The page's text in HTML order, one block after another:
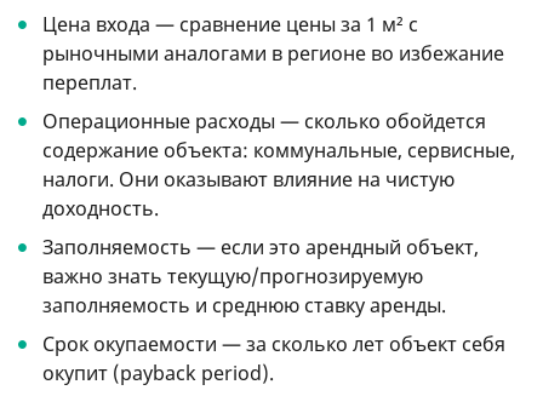
Цена входа — сравнение цены за 1 м² с
рыночными аналогами в регионе во избежание
переплат.
Операционные расходы — сколько обойдется
содержание объекта: коммунальные, сервисные,
налоги. Они оказывают влияние на чистую
доходность.
Заполняемость — если это арендный объект,
важно знать текущую/прогнозируемую
заполняемость и среднюю ставку аренды.
Срок окупаемости — за сколько лет объект себя
окупит (payback period).